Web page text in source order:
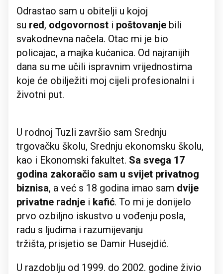
Odrastao sam u obitelji u kojoj
su red, odgovornost i poštovanje bili
svakodnevna načela. Otac mi je bio
policajac, a majka kućanica. Od najranijih
dana su me učili ispravnim vrijednostima
koje će obilježiti moj cijeli profesionalni i
životni put.
U rodnoj Tuzli završio sam Srednju
trgovačku školu, Srednju ekonomsku školu,
kao i Ekonomski fakultet. Sa svega 17
godina zakoračio sam u svijet privatnog
biznisa, a već s 18 godina imao sam dvije
privatne radnje i kafić. To mi je donijelo
prvo ozbiljno iskustvo u vođenju posla,
radu s ljudima i razumijevanju
tržišta, prisjetio se Damir Husejdić.
U razdoblju od 1999. do 2002. godine živio